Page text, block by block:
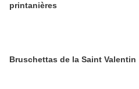
printanières
Bruschettas de la Saint Valentin